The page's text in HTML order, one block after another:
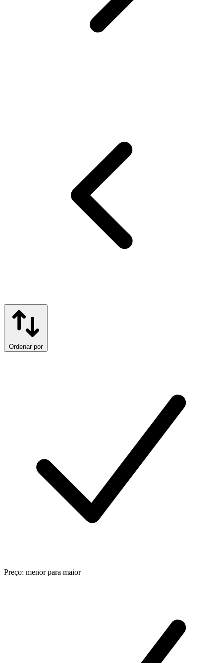
Ordenar por
Preço: menor para maior